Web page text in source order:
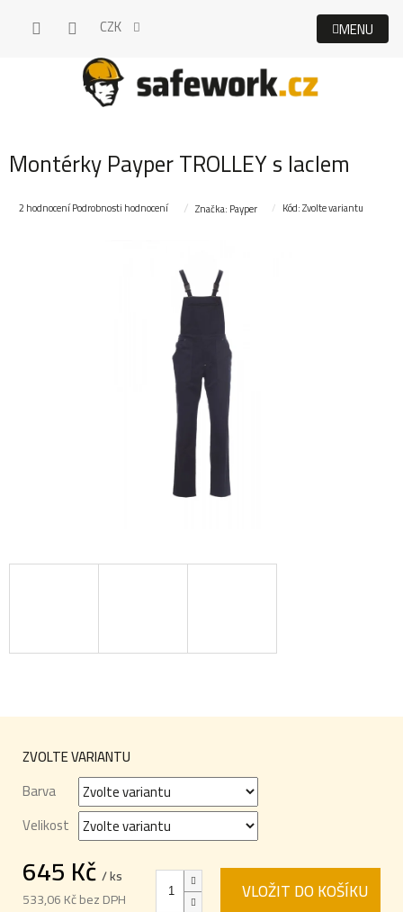
CZK
Montérky Payper TROLLEY s laclem
Průměrné
2 hodnoceníPodrobnosti hodnocení Značka: Payper Kód:Zvolte variantu
ZVOLTE VARIANTU
Barva
Velikost
645 Kč / ks
533,06 Kč bez DPH
VLOŽIT DO KOŠÍKU